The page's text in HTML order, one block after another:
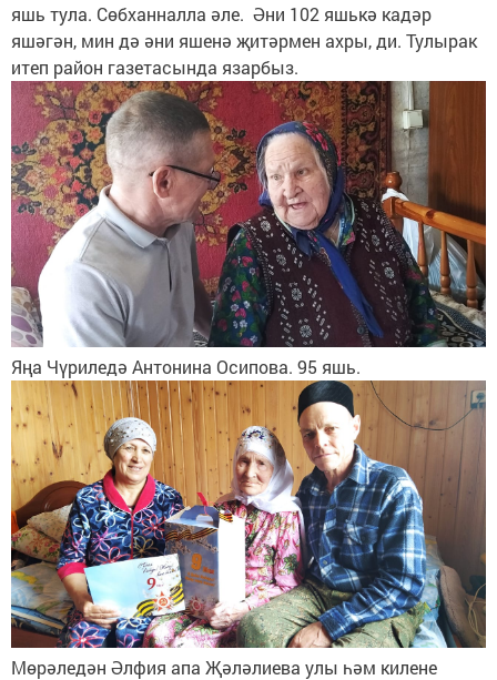
яшь тула. Сөбханналла әле. Әни 102 яшькә кадәр
яшәгән, мин дә әни яшенә җитәрмен ахры, ди. Тулырак
итеп район газетасында язарбыз.
Яңа Чүриледә Антонина Осипова. 95 яшь.
Мөрәледән Әлфия апа Җәләлиева улы һәм килене